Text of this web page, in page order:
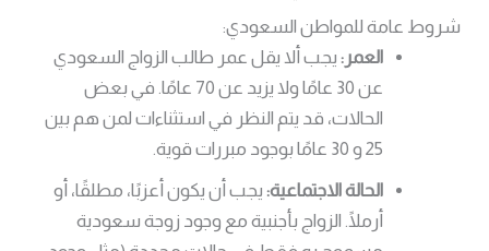
شروط عامة للمواطن السعودي:
العمر: يجب ألا يقل عمر طالب الزواج السعودي
عن 30 عامًا ولا يزيد عن 70 عامًا. في بعض
الحالات، قد يتم النظر في استثناءات لمن هم بين
25 و 30 عامًا بوجود مبررات قوية.
الحالة الاجتماعية: يجب أن يكون أعزبًا، مطلقًا، أو
أرملًا. الزواج بأجنبية مع وجود زوجة سعودية